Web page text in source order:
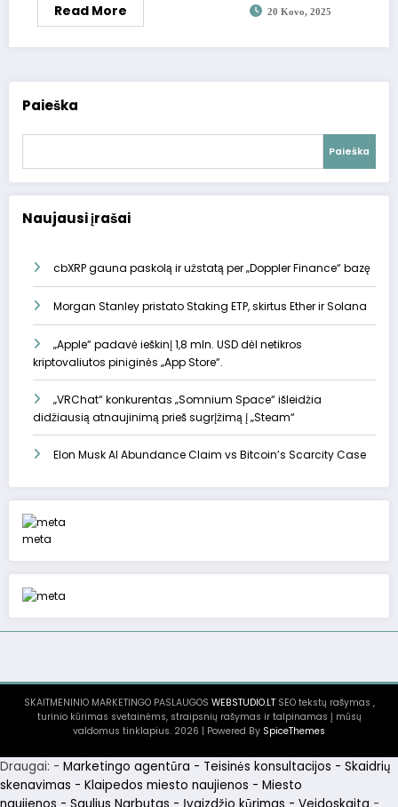
Read More 20 Kovo, 2025
Paieška
Paieška
Naujausi įrašai
cbXRP gauna paskolą ir užstatą per „Doppler Finance“ bazę
Morgan Stanley pristato Staking ETP, skirtus Ether ir Solana
„Apple“ padavė ieškinį 1,8 mln. USD dėl netikros
kriptovaliutos piniginės „App Store“.
„VRChat“ konkurentas „Somnium Space“ išleidžia
didžiausią atnaujinimą prieš sugrįžimą į „Steam“
Elon Musk AI Abundance Claim vs Bitcoin’s Scarcity Case
meta
SKAITMENINIO MARKETINGO PASLAUGOS WEBSTUDIO.LTSEO tekstų rašymas ,
turinio kūrimas svetainėms, straipsnių rašymas ir talpinamas į mūsų
valdomus tinklapius. 2026 | Powered By SpiceThemes
Draugai: - Marketingo agentūra - Teisinės konsultacijos - Skaidrių
skenavimas - Klaipedos miesto naujienos - Miesto